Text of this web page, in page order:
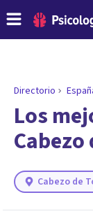
ENCONTRAR
Responde a
necesidades.
Directorio
Los
Cabezo
Cabezo de